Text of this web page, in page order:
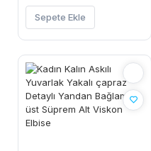
Sepete Ekle